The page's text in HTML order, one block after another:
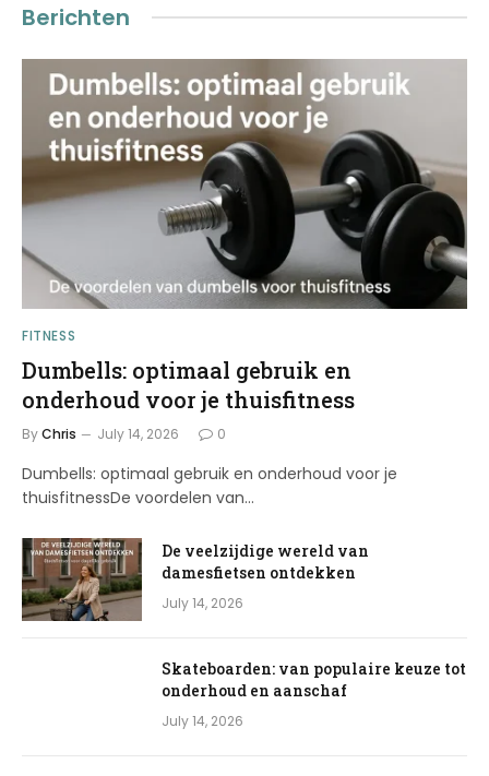
Berichten
FITNESS
Dumbells: optimaal gebruik en
onderhoud voor je thuisfitness
ByChris July 14, 2026 0
Dumbells: optimaal gebruik en onderhoud voor je
thuisfitnessDe voordelen van…
De veelzijdige wereld van
damesfietsen ontdekken
July 14, 2026
Skateboarden: van populaire keuze tot
onderhoud en aanschaf
July 14, 2026